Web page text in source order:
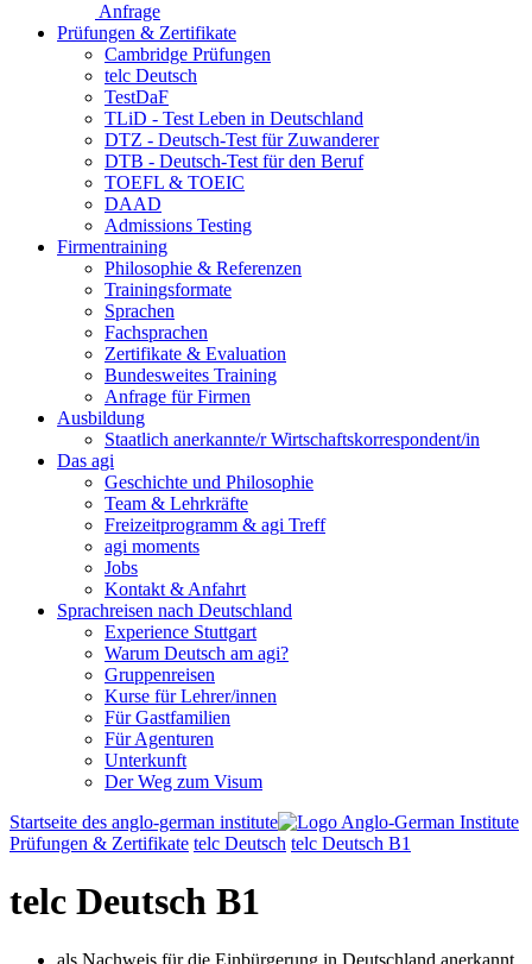
Anfrage
Prüfungen & Zertifikate
Cambridge Prüfungen
telc Deutsch
TestDaF
TLiD - Test Leben in Deutschland
DTZ - Deutsch-Test für Zuwanderer
DTB - Deutsch-Test für den Beruf
TOEFL & TOEIC
DAAD
Admissions Testing
Firmentraining
Philosophie & Referenzen
Trainingsformate
Sprachen
Fachsprachen
Zertifikate & Evaluation
Bundesweites Training
Anfrage für Firmen
Ausbildung
Staatlich anerkannte/r Wirtschaftskorrespondent/in
Das agi
Geschichte und Philosophie
Team & Lehrkräfte
Freizeitprogramm & agi Treff
agi moments
Jobs
Kontakt & Anfahrt
Sprachreisen nach Deutschland
Experience Stuttgart
Warum Deutsch am agi?
Gruppenreisen
Kurse für Lehrer/innen
Für Gastfamilien
Für Agenturen
Unterkunft
Der Weg zum Visum
Startseite des anglo-german institute
Prüfungen & Zertifikate telc Deutsch telc Deutsch B1
telc Deutsch B1
als Nachweis für die Einbürgerung in Deutschland anerkannt